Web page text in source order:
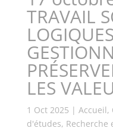
TRAVAIL
LOGIQUES
LES
1 Oct 2025 | Accueil,
d'études, Recherche